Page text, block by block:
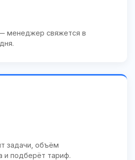
менеджер свяжется в
задачи, объём
и подберёт тариф.